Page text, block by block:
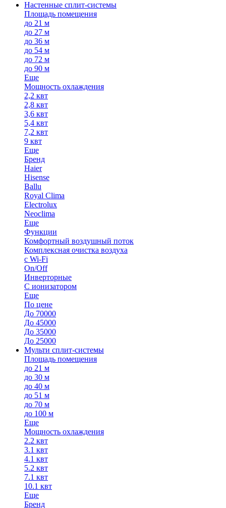
Настенные сплит-системы
Площадь помещения
до 21 м
до 27 м
до 36 м
до 54 м
до 72 м
до 90 м
Еще
Мощность охлаждения
2,2 квт
2,8 квт
3,6 квт
5,4 квт
7,2 квт
9 квт
Еще
Бренд
Haier
Hisense
Ballu
Royal Clima
Electrolux
Neoclima
Еще
Функции
Комфортный воздушный поток
Комплексная очистка воздуха
с Wi-Fi
On/Off
Инверторные
С ионизатором
Еще
По цене
До 70000
До 45000
До 35000
До 25000
Мульти сплит-системы
Площадь помещения
до 21 м
до 30 м
до 40 м
до 51 м
до 70 м
до 100 м
Еще
Мощность охлаждения
2.2 квт
3.1 квт
4.1 квт
5.2 квт
7.1 квт
10.1 квт
Еще
Бренд